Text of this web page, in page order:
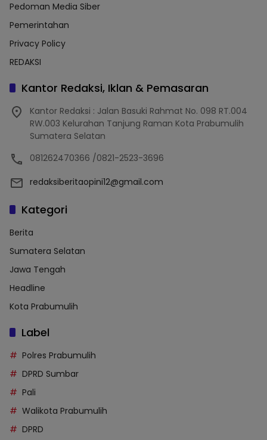
Pedoman Media Siber
Pemerintahan
Privacy Policy
REDAKSI
Kantor Redaksi, Iklan & Pemasaran
Kantor Redaksi : Jalan Basuki Rahmat No. 098 RT.004
RW.003 Kelurahan Tanjung Raman Kota Prabumulih
Sumatera Selatan
081262470366 /0821-2523-3696
redaksiberitaopini12@gmail.com
Kategori
Berita
Sumatera Selatan
Jawa Tengah
Headline
Kota Prabumulih
Label
Polres Prabumulih
DPRD Sumbar
Pali
Walikota Prabumulih
DPRD